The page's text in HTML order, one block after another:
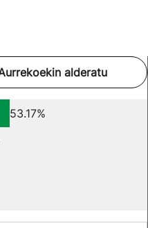
alderatu
53.17%